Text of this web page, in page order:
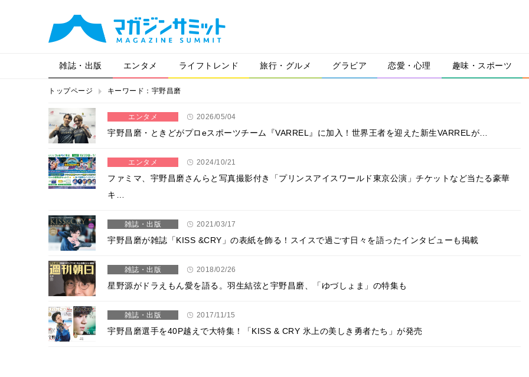
雑誌・出版 エンタメ ライフトレンド 旅行・グルメ グラビア 恋愛・心理 趣味・スポーツ
トップページ キーワード：宇野昌磨
エンタメ 2026/05/04
宇野昌磨・ときどがプロeスポーツチーム『VARREL』に加入！世界王者を迎えた新生VARRELが…
エンタメ 2024/10/21
ファミマ、宇野昌磨さんらと写真撮影付き「プリンスアイスワールド東京公演」チケットなど当たる豪華
キ…
雑誌・出版 2021/03/17
宇野昌磨が雑誌「KISS &CRY」の表紙を飾る！スイスで過ごす日々を語ったインタビューも掲載
雑誌・出版 2018/02/26
星野源がドラえもん愛を語る。羽生結弦と宇野昌磨、「ゆづしょま」の特集も
雑誌・出版 2017/11/15
宇野昌磨選手を40P越えで大特集！「KISS & CRY 氷上の美しき勇者たち」が発売